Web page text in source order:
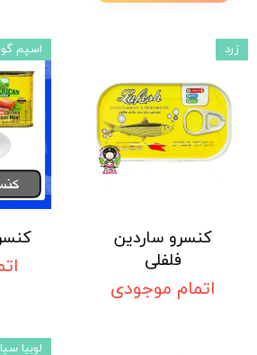
کنسرو ساردین
فلفلی
اتمام موجودی
زرد اسپم
لوبیا